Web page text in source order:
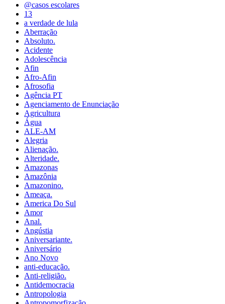
@casos escolares
13
a verdade de lula
Aberração
Absoluto.
Acidente
Adolescência
Afin
Afro-Afin
Afrosofia
Agência PT
Agenciamento de Enunciação
Agricultura
Água
ALE-AM
Alegria
Alienação.
Alteridade.
Amazonas
Amazônia
Amazonino.
Ameaça.
America Do Sul
Amor
Anal.
Angústia
Aniversariante.
Aniversário
Ano Novo
anti-educação.
Anti-religião.
Antidemocracia
Antropologia